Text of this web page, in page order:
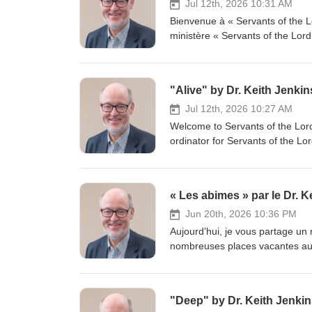
Jul 12th, 2026 10:31 AM
Bienvenue à « Servants of the
ministère « Servants of the
vérité nécessaires pour se
spirituel. Soyez vigilants, car il
lorsque vous recevrez le Saint-
devez lutter pour ne pas servir
Dieu vous bénisse pendant
"Alive" by Dr. Keith
Jul 12th, 2026 10:27 AM
Welcome to Servants of the
ordinator for Servants of the
alive to God and dead to sin
of truth. Paul told Timothy to
heart after God this message is
of the Lord Ministries, please
« Les abimes » par le Dr.
Jun 20th, 2026 10:36 PM
Aujourd’hui, je vous partage
nombreuses places vacantes
aiment la vérité et se repentent
Christ dans les situations
"Deep" by Dr. Keith